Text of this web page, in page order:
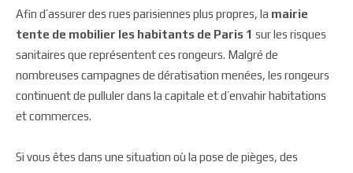
Afin d’assurer des rues parisiennes plus propres, la mairie
tente de mobilier les habitants de Paris 1 sur les risques
sanitaires que représentent ces rongeurs. Malgré de
nombreuses campagnes de dératisation menées, les rongeurs
continuent de pulluler dans la capitale et d’envahir habitations
et commerces.
Si vous êtes dans une situation où la pose de pièges, des